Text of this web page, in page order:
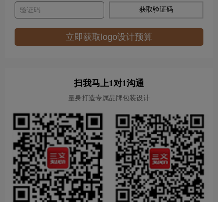
获取验证码
立即获取logo设计预算
扫我马上1对1沟通
量身打造专属品牌包装设计